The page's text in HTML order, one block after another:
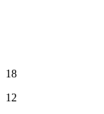
18
12